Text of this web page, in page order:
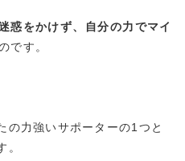
惑をかけず、自分の力でマイ
です。
の力強いサポーターの1つと
。